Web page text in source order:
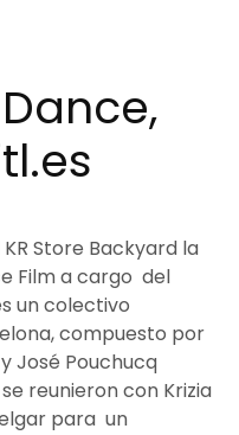
Store Backyard la
Film a cargo del
un colectivo
compuesto por
José Pouchucq
reunieron con Krizia
para un